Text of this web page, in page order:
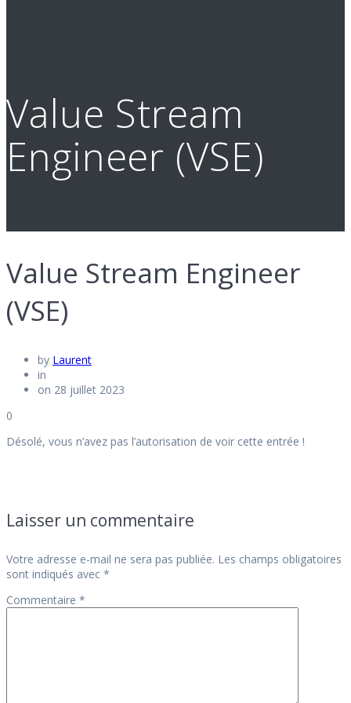
Value Stream
Engineer (VSE)
Value Stream Engineer
(VSE)
by Laurent
in
on 28 juillet 2023
0
Désolé, vous n’avez pas l’autorisation de voir cette entrée !
de
l’article
Laisser un commentaire
Votre adresse e-mail ne sera pas publiée. Les champs obligatoires
sont indiqués avec *
Commentaire *